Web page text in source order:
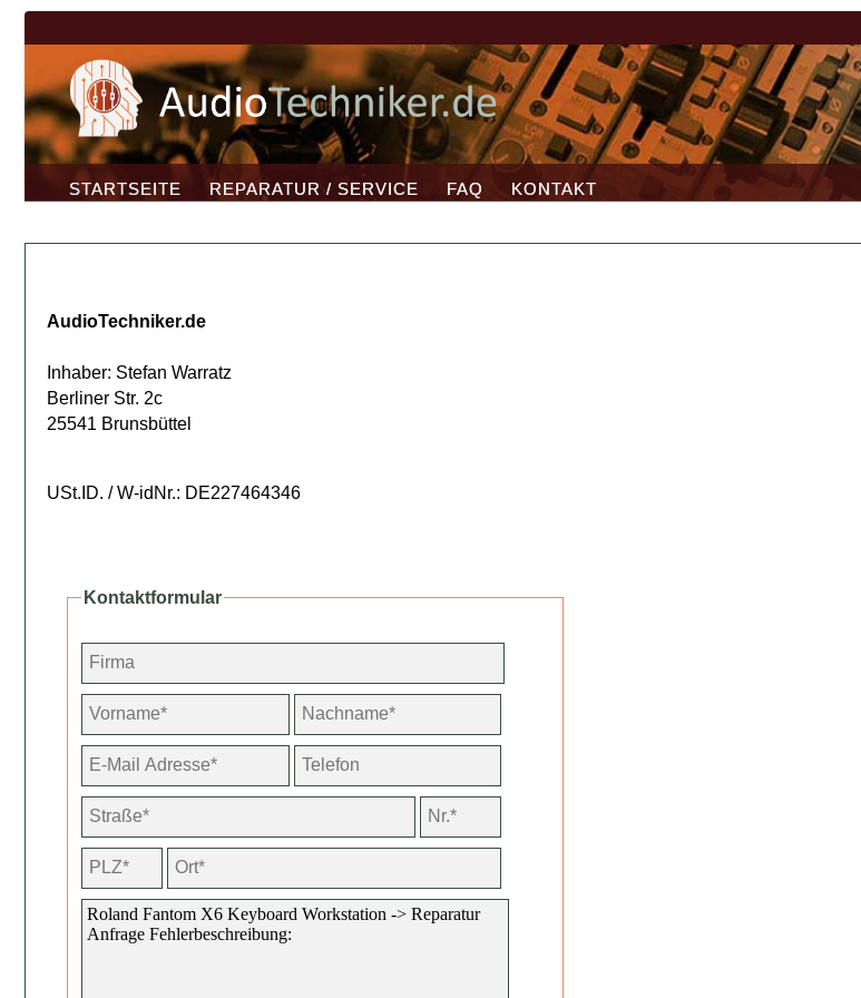
STARTSEITE REPARATUR / SERVICE FAQ KONTAKT
AudioTechniker.de
Inhaber: Stefan Warratz
Berliner Str. 2c
25541 Brunsbüttel
USt.ID. / W-idNr.: DE227464346
Kontaktformular